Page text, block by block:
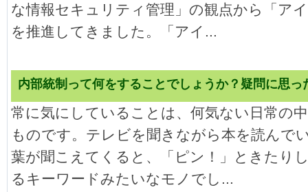
な情報セキュリティ管理」の観点から「ア
を推進してきました。「アイ...
内部統制って何をすることでしょうか？疑問に思っ
常に気にしていることは、何気ない日常の
ものです。テレビを聞きながら本を読んで
葉が聞こえてくると、「ピン！」ときたり
るキーワードみたいなモノでし...